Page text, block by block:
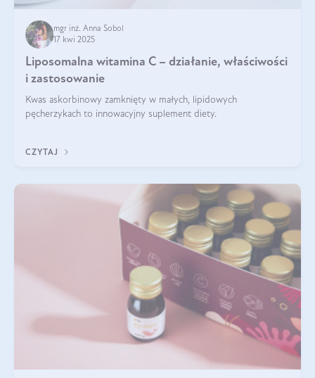
mgr inż. Anna Sobol
17 kwi 2025
Liposomalna witamina C – działanie, właściwości
i zastosowanie
Kwas askorbinowy zamknięty w małych, lipidowych
pęcherzykach to innowacyjny suplement diety.
CZYTAJ